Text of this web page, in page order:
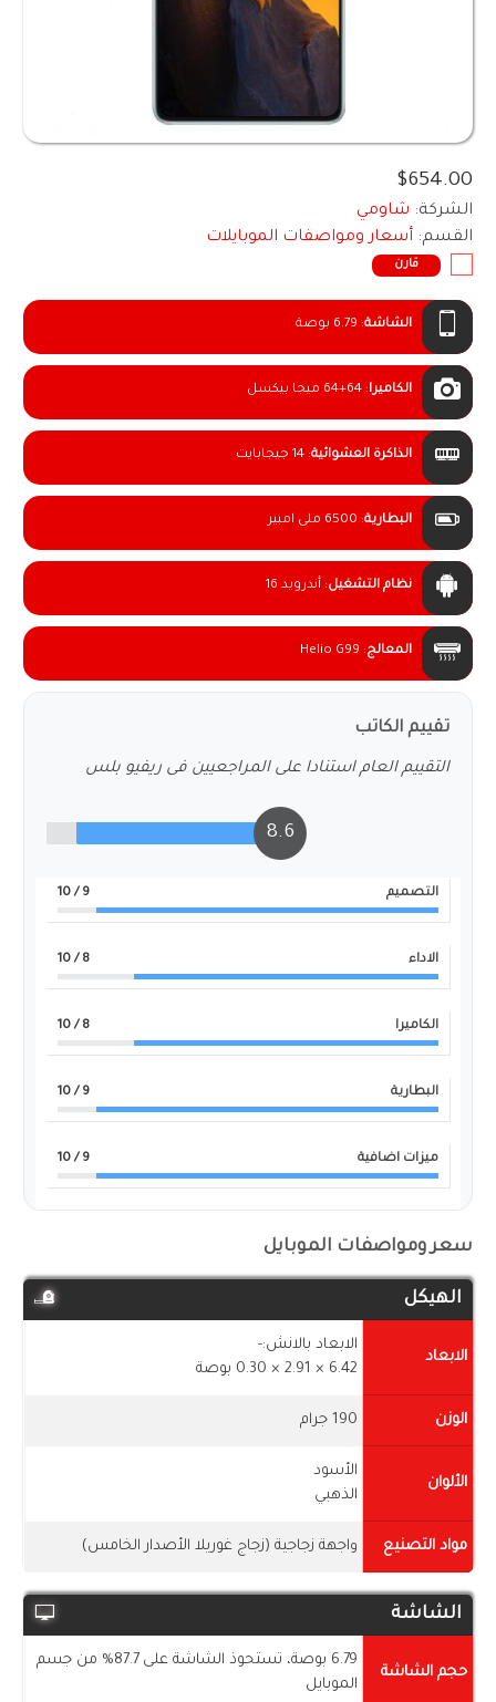
$654.00
الشركة: شاومي
القسم: أسعار ومواصفات الموبايلات
قارن
الشاشة: 6.79 بوصة
الكاميرا:64+64 ميجا بيكسل
الذاكرة العشوائية:14 جيجابايت
البطارية: 6500 ملى امبير
نظام التشغيل: أندرويد 16
المعالج:
Helio G99
تقييم الكاتب
التقييم العام استنادا على المراجعيين فى ريفيو بلس
8.6
التصميم 9
/ 10
الاداء 8
/ 10
الكاميرا 8
/ 10
البطارية 9
/ 10
ميزات اضافية 9
/ 10
سعر ومواصفات الموبايل
الهيكل
الابعاد
الابعاد بالانش:-
6.42 × 2.91 × 0.30 بوصة
الوزن 190 جرام
الألوان
الأسود
الذهبي
مواد التصنيع واجهة زجاجية (زجاج غوريلا الأصدار الخامس)
الشاشة
حجم الشاشة
6.79 بوصة، تستحوذ الشاشة على 87.7% من جسم
الموبايل